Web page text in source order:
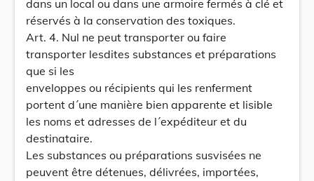
dans un local ou dans une armoire fermés à clé et
réservés à la conservation des toxiques.
Art. 4. Nul ne peut transporter ou faire
transporter lesdites substances et préparations
que si les
enveloppes ou récipients qui les renferment
portent d´une manière bien apparente et lisible
les noms et adresses de l´expéditeur et du
destinataire.
Les substances ou préparations susvisées ne
peuvent être détenues, délivrées, importées,